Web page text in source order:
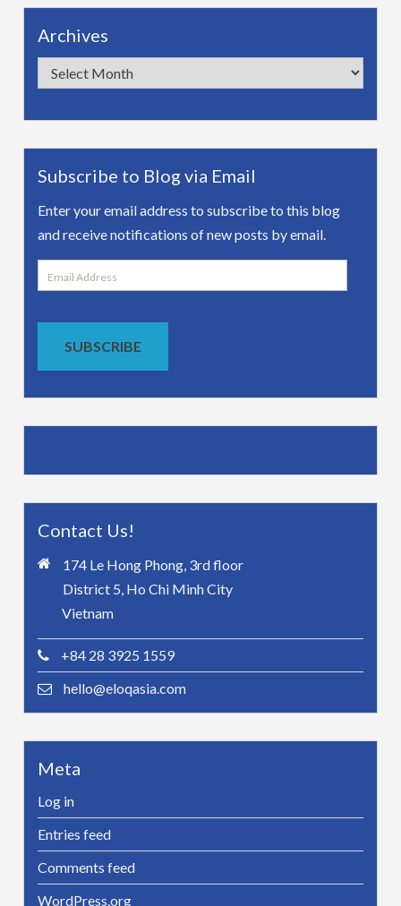
Archives
Archives
Subscribe to Blog via Email
Enter your email address to subscribe to this blog
and receive notifications of new posts by email.
Email
Address
SUBSCRIBE
Contact Us!
174 Le Hong Phong, 3rd floor
District 5, Ho Chi Minh City
Vietnam
+84 28 3925 1559
hello@eloqasia.com
Meta
Log in
Entries feed
Comments feed
WordPress.org